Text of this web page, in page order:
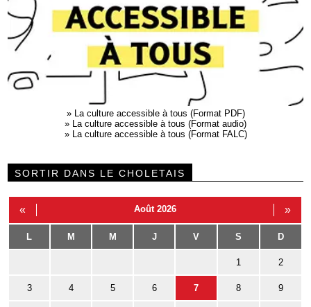
»
La culture accessible à tous (Format PDF)
»
La culture accessible à tous (Format audio)
»
La culture accessible à tous (Format FALC)
SORTIR DANS LE CHOLETAIS
« Août 2026 »
L M M J V S D
1 2
3 4 5 6 7 8 9